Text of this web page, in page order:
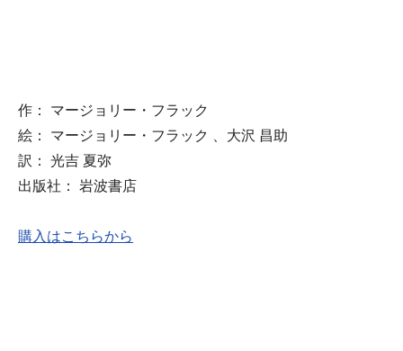
作： マージョリー・フラック
絵： マージョリー・フラック 、大沢 昌助
訳： 光吉 夏弥
出版社： 岩波書店
購入はこちらから